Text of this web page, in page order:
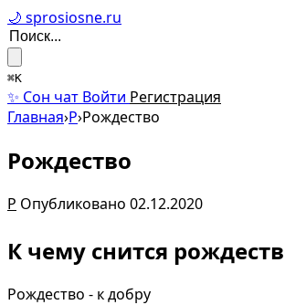
🌙 sprosiosne.ru
⌘K
✨ Сон чат Войти Регистрация
Главная›Р›Рождество
Рождество
Р Опубликовано 02.12.2020
К чему снится
Рождество - к добру